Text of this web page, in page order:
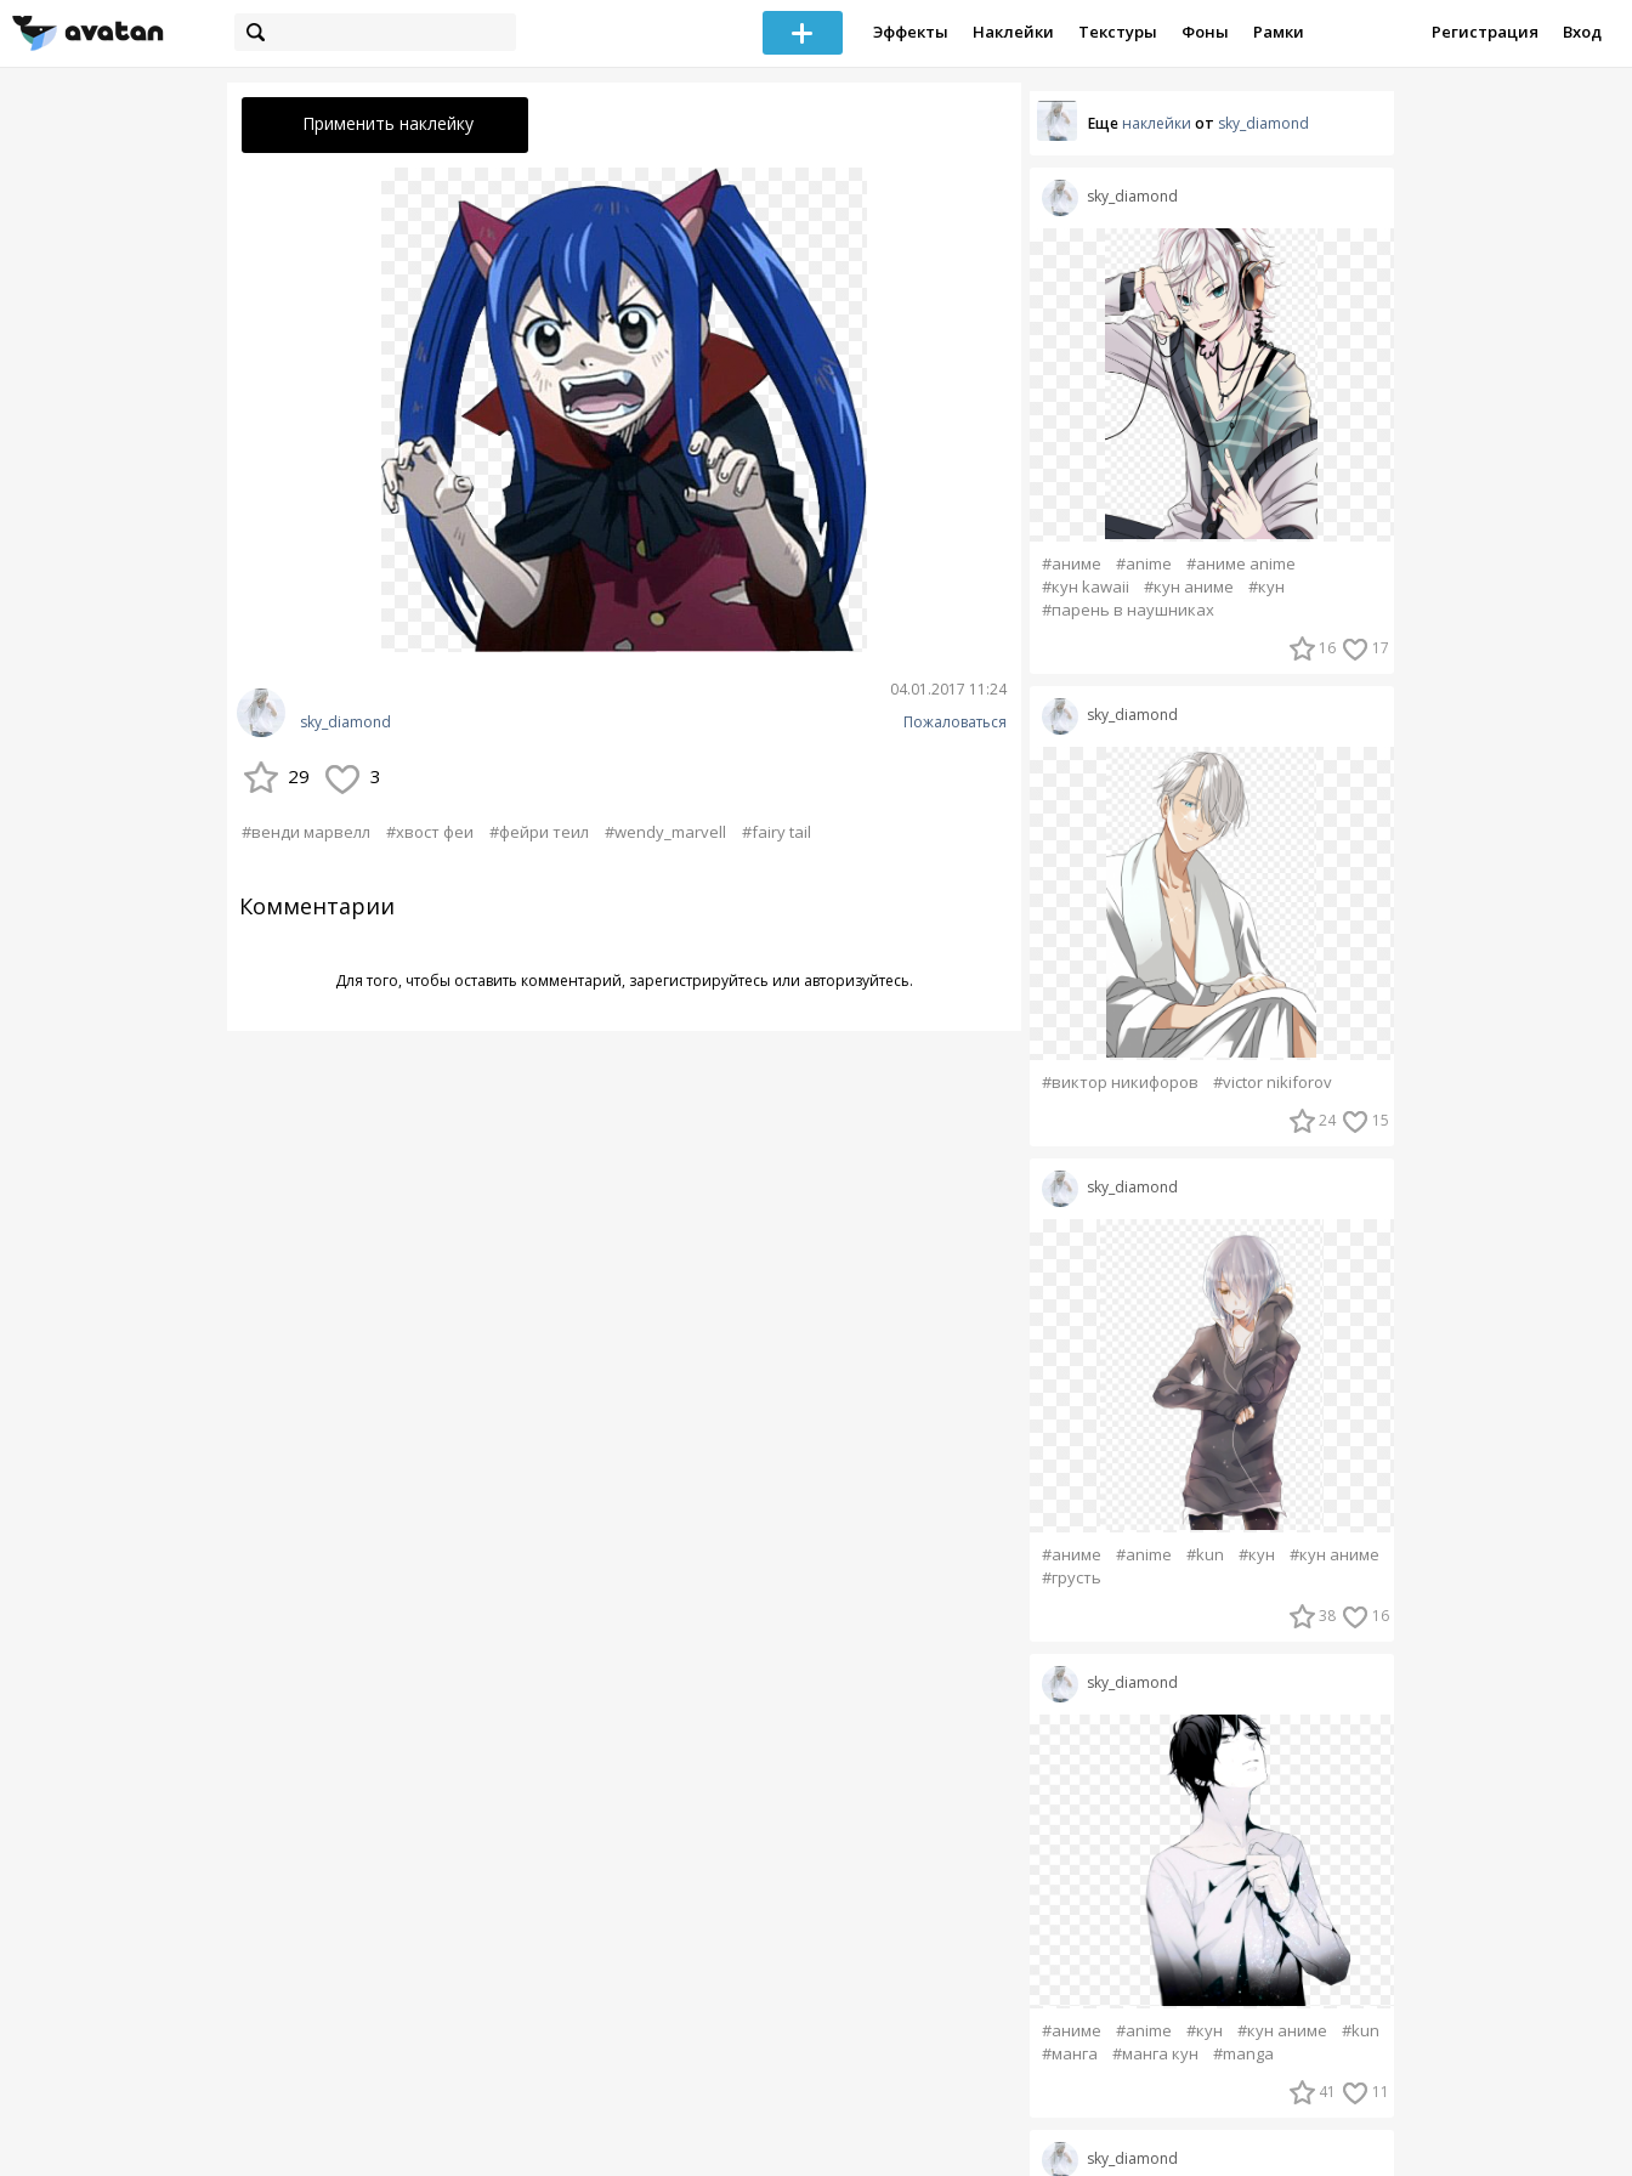
Эффекты Наклейки Текстуры Фоны Рамки Регистрация Вход
Применить наклейку
sky_diamond
04.01.2017 11:24
Пожаловаться
29 3
#венди марвелл #хвост феи #фейри теил #wendy_marvell #fairy tail
Комментарии
Для того, чтобы оставить комментарий, зарегистрируйтесь или авторизуйтесь.
Еще наклейки от sky_diamond
sky_diamond
#аниме #anime
#аниме anime
#кун kawaii
#кун аниме
#кун
#парень в наушниках
16 17
sky_diamond
#виктор никифоров #victor nikiforov
24 15
sky_diamond
#аниме #anime #kun #кун
#кун аниме
#грусть
38 16
sky_diamond
#аниме #anime #кун #кун аниме
#kun
#манга
#манга кун #manga
41 11
sky_diamond